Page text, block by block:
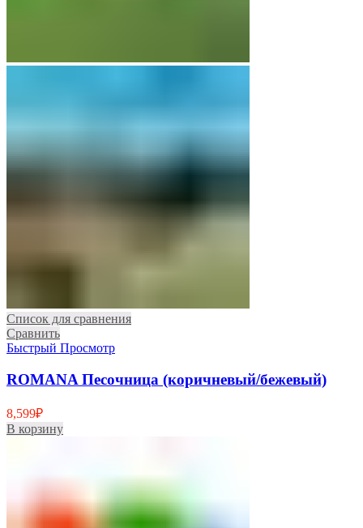
Список для сравнения
Сравнить
Быстрый Просмотр
ROMANA Песочница (коричневый/бежевый)
8,599₽
В корзину